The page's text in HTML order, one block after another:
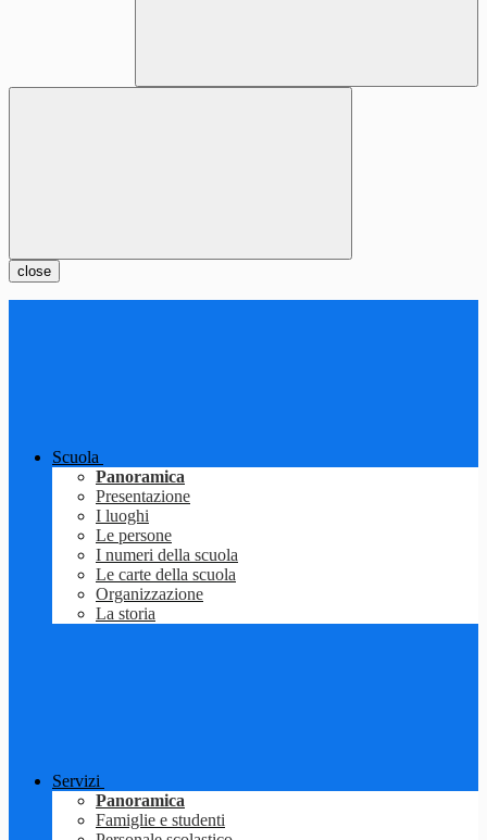
close
Scuola
Panoramica
Presentazione
I luoghi
Le persone
I numeri della scuola
Le carte della scuola
Organizzazione
La storia
Servizi
Panoramica
Famiglie e studenti